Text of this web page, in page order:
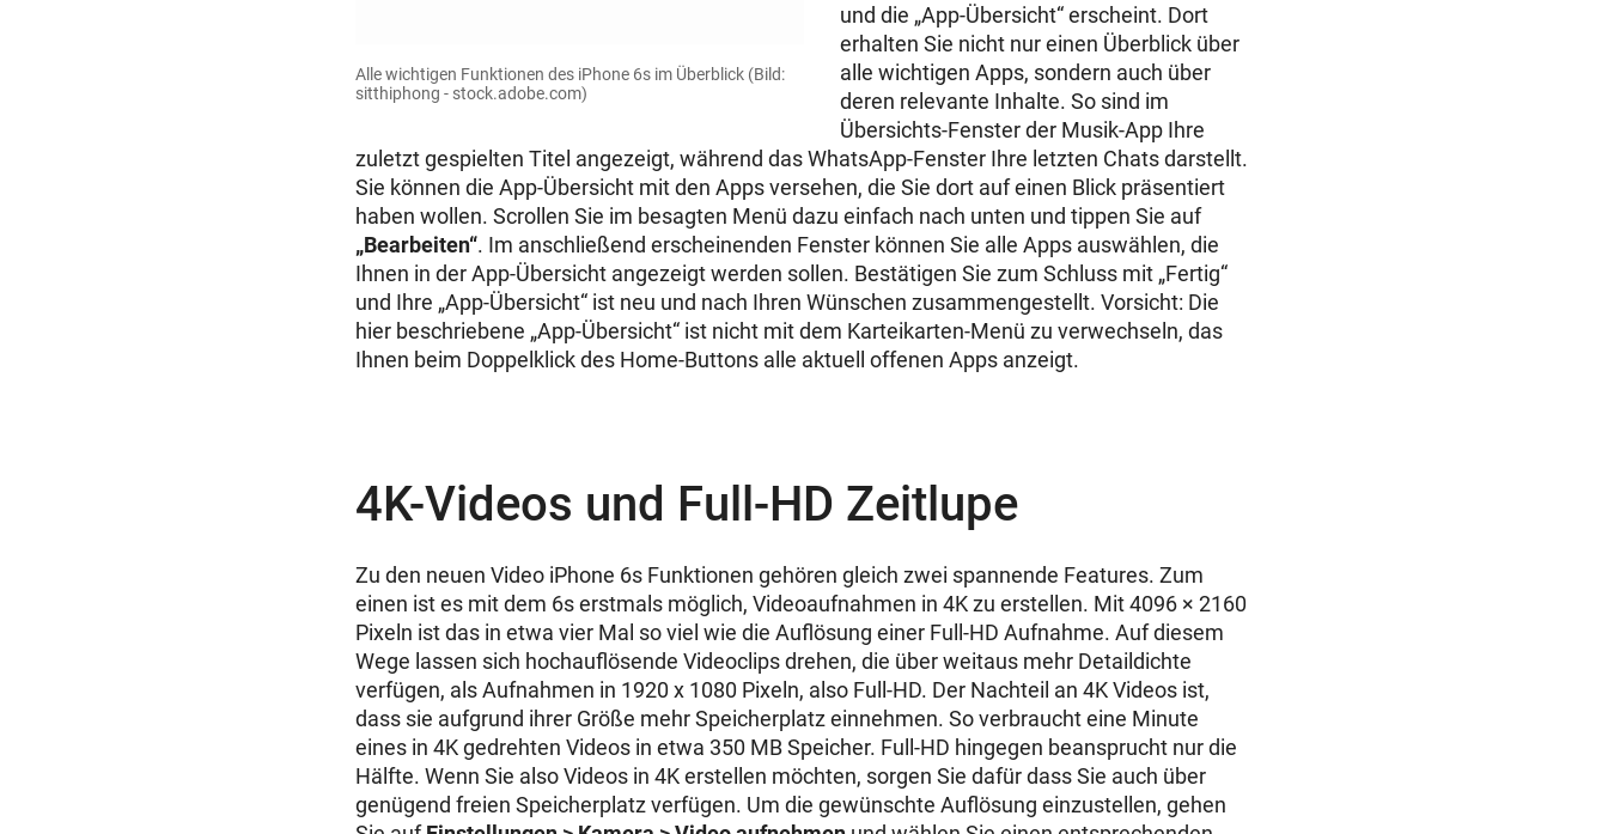
Alle wichtigen Funktionen des iPhone 6s im Überblick (Bild:
sitthiphong - stock.adobe.com)
und die „App-Übersicht“ erscheint. Dort
erhalten Sie nicht nur einen Überblick über
alle wichtigen Apps, sondern auch über
deren relevante Inhalte. So sind im
Übersichts-Fenster der Musik-App Ihre
zuletzt gespielten Titel angezeigt, während das WhatsApp-Fenster Ihre letzten Chats darstellt.
Sie können die App-Übersicht mit den Apps versehen, die Sie dort auf einen Blick präsentiert
haben wollen. Scrollen Sie im besagten Menü dazu einfach nach unten und tippen Sie auf
„Bearbeiten“. Im anschließend erscheinenden Fenster können Sie alle Apps auswählen, die
Ihnen in der App-Übersicht angezeigt werden sollen. Bestätigen Sie zum Schluss mit „Fertig“
und Ihre „App-Übersicht“ ist neu und nach Ihren Wünschen zusammengestellt. Vorsicht: Die
hier beschriebene „App-Übersicht“ ist nicht mit dem Karteikarten-Menü zu verwechseln, das
Ihnen beim Doppelklick des Home-Buttons alle aktuell offenen Apps anzeigt.
4K-Videos und Full-HD Zeitlupe
Zu den neuen Video iPhone 6s Funktionen gehören gleich zwei spannende Features. Zum
einen ist es mit dem 6s erstmals möglich, Videoaufnahmen in 4K zu erstellen. Mit 4096 × 2160
Pixeln ist das in etwa vier Mal so viel wie die Auflösung einer Full-HD Aufnahme. Auf diesem
Wege lassen sich hochauflösende Videoclips drehen, die über weitaus mehr Detaildichte
verfügen, als Aufnahmen in 1920 x 1080 Pixeln, also Full-HD. Der Nachteil an 4K Videos ist,
dass sie aufgrund ihrer Größe mehr Speicherplatz einnehmen. So verbraucht eine Minute
eines in 4K gedrehten Videos in etwa 350 MB Speicher. Full-HD hingegen beansprucht nur die
Hälfte. Wenn Sie also Videos in 4K erstellen möchten, sorgen Sie dafür dass Sie auch über
genügend freien Speicherplatz verfügen. Um die gewünschte Auflösung einzustellen, gehen